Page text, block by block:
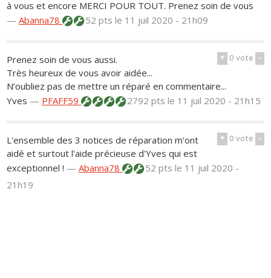
à vous et encore MERCI POUR TOUT. Prenez soin de vous
—Abanna78 52 ptsle 11 juil 2020 - 21h09
+ 0vote -
Prenez soin de vous aussi.
Très heureux de vous avoir aidée...
N’oubliez pas de mettre un réparé en commentaire...
Yves — PFAFF59 2792 ptsle 11 juil 2020 - 21h15
+ 0vote -
L'ensemble des 3 notices de réparation m'ont
aidé et surtout l'aide précieuse d'Yves qui est
exceptionnel ! —Abanna78 52 ptsle 11 juil 2020 -
21h19